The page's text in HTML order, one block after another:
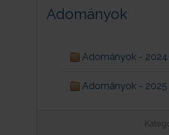
Adományok
Adományok - 2024
Adományok - 2025